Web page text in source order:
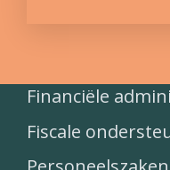
Financiële
Fiscale